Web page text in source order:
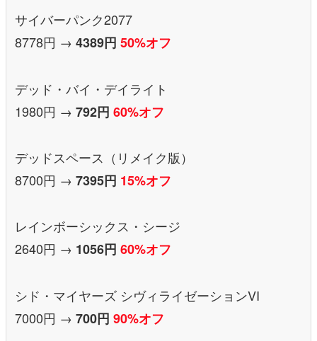
サイバーパンク2077
8778円 → 4389円 50%オフ
デッド・バイ・デイライト
1980円 → 792円 60%オフ
デッドスペース（リメイク版）
8700円 → 7395円 15%オフ
レインボーシックス・シージ
2640円 → 1056円 60%オフ
シド・マイヤーズ シヴィライゼーションVI
7000円 → 700円 90%オフ